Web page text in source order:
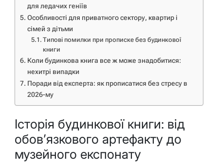
для ледачих геніїв
Особливості для приватного сектору, квартир і
сімей з дітьми
Типові помилки при прописке без будинкової
книги
Коли будинкова книга все ж може знадобитися:
нехитрі випадки
Поради від експерта: як прописатися без стресу в
2026-му
Історія будинкової книги: від
обов’язкового артефакту до
музейного експонату